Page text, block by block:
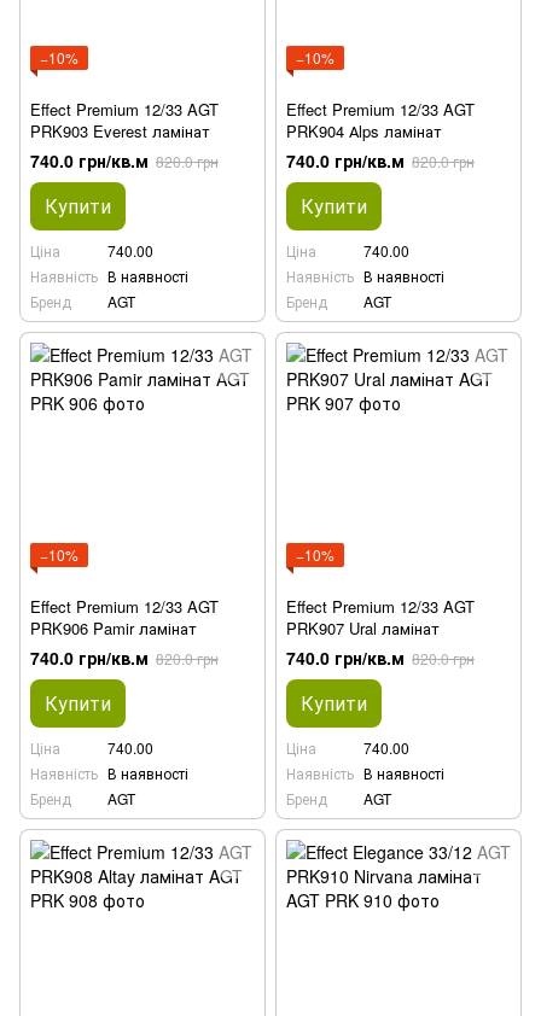
−10%
Effect Premium 12/33 AGT
PRK903 Everest ламінат
740.0 грн/кв.м 820.0 грн
Купити
Ціна
740.00
Наявність В наявності
Бренд
AGT
−10%
Effect Premium 12/33 AGT
PRK904 Аlps ламінат
740.0 грн/кв.м 820.0 грн
Купити
Ціна
740.00
Наявність В наявності
Бренд
AGT
−10%
Effect Premium 12/33 AGT
PRK906 Pamir ламінат
740.0 грн/кв.м 820.0 грн
Купити
Ціна
740.00
Наявність В наявності
Бренд
AGT
−10%
Effect Premium 12/33 AGT
PRK907 Ural ламінат
740.0 грн/кв.м 820.0 грн
Купити
Ціна
740.00
Наявність В наявності
Бренд
AGT